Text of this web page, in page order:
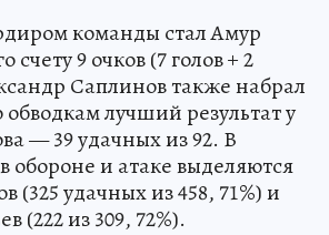
команды стал Амур
счету 9 очков (7 голов + 2
Саплинов также набрал
обводкам лучший результат у
— 39 удачных из 92. В
обороне и атаке выделяются
(325 удачных из 458, 71%) и
(222 из 309, 72%).